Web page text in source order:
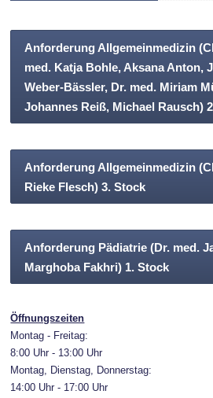
Anforderung Allgemeinmedizin
med. Katja Bohle, Aksana Anton,
Weber-Bässler, Dr. med. Miriam
Johannes Reiß, Michael Rausch)
Anforderung Allgemeinmedizin
Rieke Flesch) 3. Stock
Anforderung Pädiatrie (Dr. med.
Marghoba Fakhri) 1. Stock
Öffnungszeiten
Montag - Freitag:
8:00 Uhr - 13:00 Uhr
Montag, Dienstag, Donnerstag:
14:00 Uhr - 17:00 Uhr